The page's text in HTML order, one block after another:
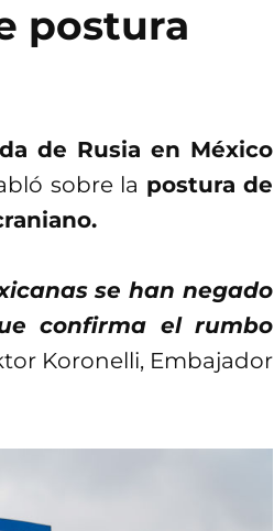
postura
de Rusia en México
sobre la postura de
se han negado
confirma el rumbo
Koronelli, Embajador